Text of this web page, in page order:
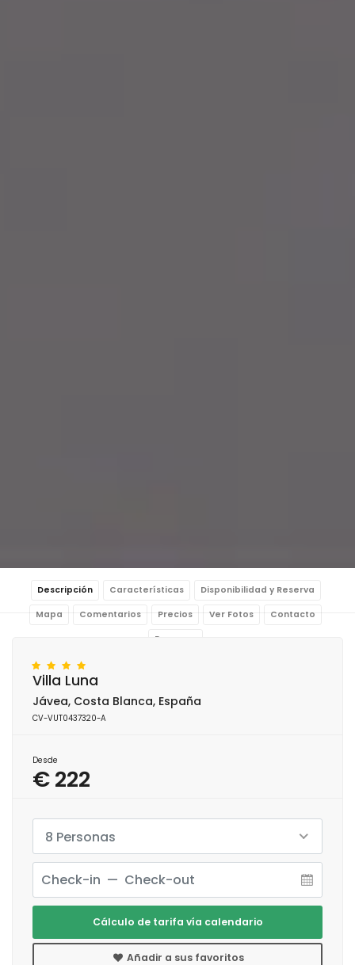
Descripción Características Disponibilidad y Reserva
Mapa Comentarios Precios Ver Fotos Contacto
Reservar
Villa Luna
Jávea, Costa Blanca, España
CV-VUT0437320-A
Desde
€ 222
8 Personas
Cálculo de tarifa vía calendario
Añadir a sus favoritos